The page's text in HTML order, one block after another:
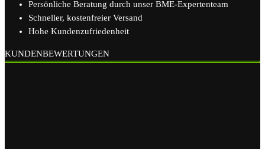
Persönliche Beratung durch unser BME-Expertenteam
Schneller, kostenfreier Versand
Hohe Kundenzufriedenheit
KUNDENBEWERTUNGEN